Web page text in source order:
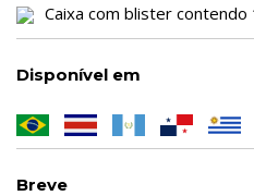
Caixa com blister contendo
Disponível em
Breve